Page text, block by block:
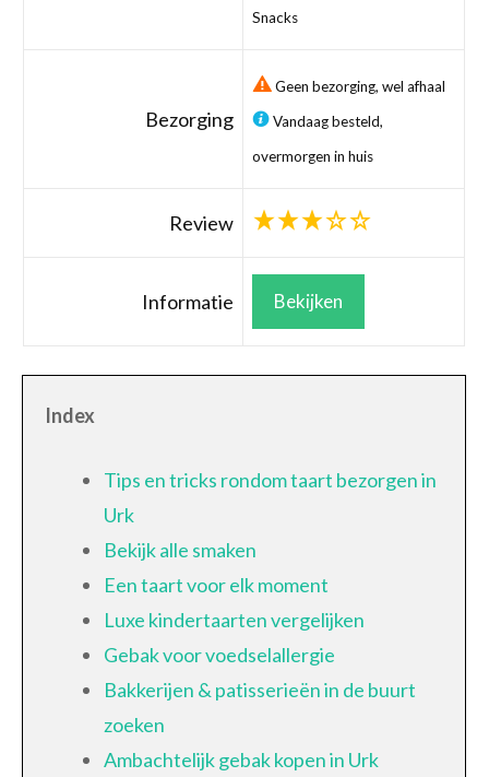
Snacks
Bezorging
Geen bezorging, wel afhaal
Vandaag besteld,
overmorgen in huis
Review
Informatie Bekijken
Index
Tips en tricks rondom taart bezorgen in
Urk
Bekijk alle smaken
Een taart voor elk moment
Luxe kindertaarten vergelijken
Gebak voor voedselallergie
Bakkerijen & patisserieën in de buurt
zoeken
Ambachtelijk gebak kopen in Urk